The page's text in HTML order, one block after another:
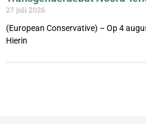
27 juli 2026
(European Conservative) – Op 4
Hierin